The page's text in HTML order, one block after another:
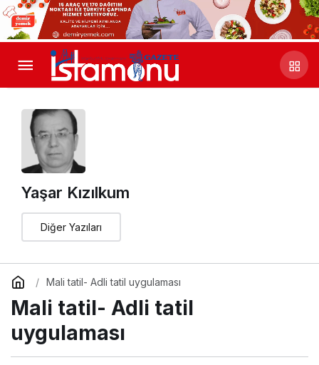
Yaşar Kızılkum
Diğer Yazıları
Mali tatil- Adli tatil uygulaması
Mali tatil- Adli tatil
uygulaması